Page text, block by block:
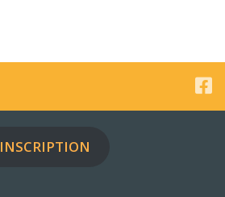
INSCRIPTION